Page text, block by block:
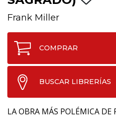
Frank Miller
COMPRAR
BUSCAR LIBRERÍAS
LA OBRA MÁS POLÉMICA DE